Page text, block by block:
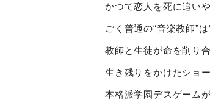
かつて恋人を死に追い
ごく普通の“音楽教師”は
教師と生徒が命を削り
生き残りをかけたショ
本格派学園デスゲーム